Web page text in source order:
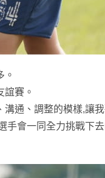
。
賽。
通、調整的模樣,讓
手會一同全力挑戰下去